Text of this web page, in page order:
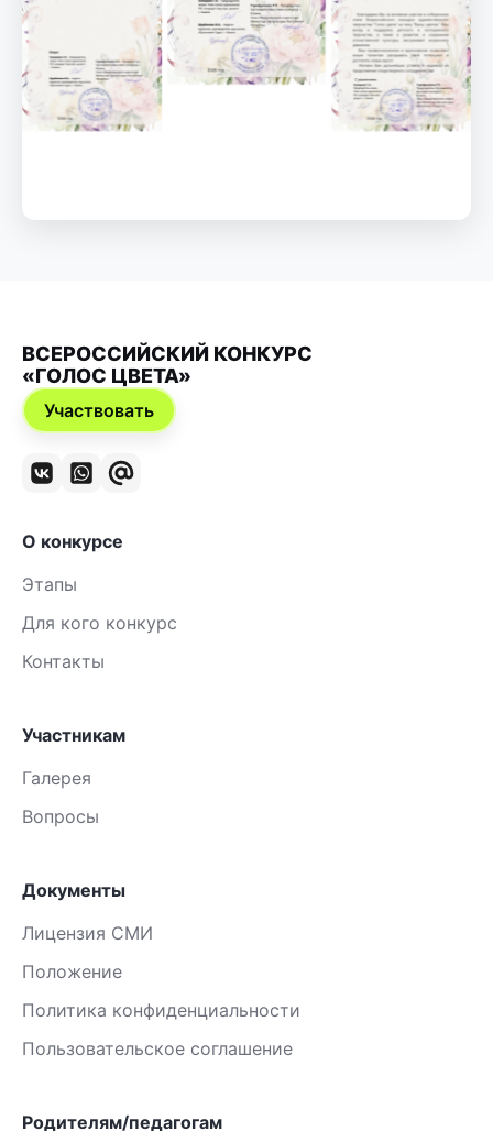
ВСЕРОССИЙСКИЙ КОНКУРС
«ГОЛОС ЦВЕТА»
Участвовать
О конкурсе
Этапы
Для кого конкурс
Контакты
Участникам
Галерея
Вопросы
Документы
Лицензия СМИ
Положение
Политика конфиденциальности
Пользовательское соглашение
Родителям/педагогам